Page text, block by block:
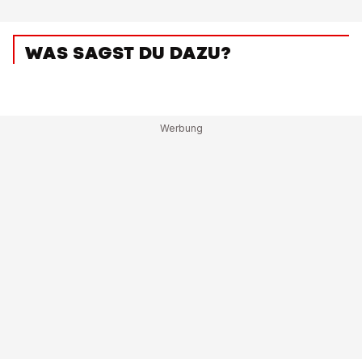
WAS SAGST DU DAZU?